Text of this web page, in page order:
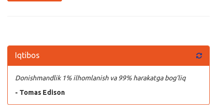
Iqtibos
Donishmandlik 1% ilhomlanish va 99% harakatga bog’liq
- Tomas Edison